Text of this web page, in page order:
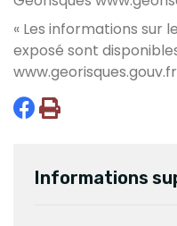
« Les informations sur
exposé sont
www.georisques.gouv.fr
Informations